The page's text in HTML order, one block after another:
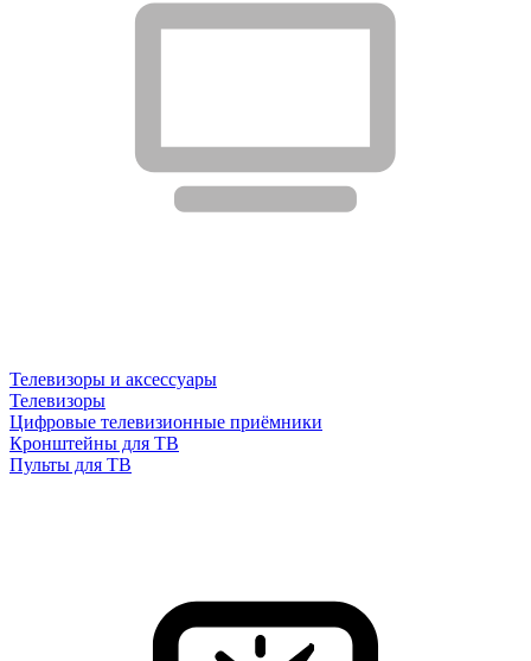
Телевизоры и аксессуары
Телевизоры
Цифровые телевизионные приёмники
Кронштейны для ТВ
Пульты для ТВ